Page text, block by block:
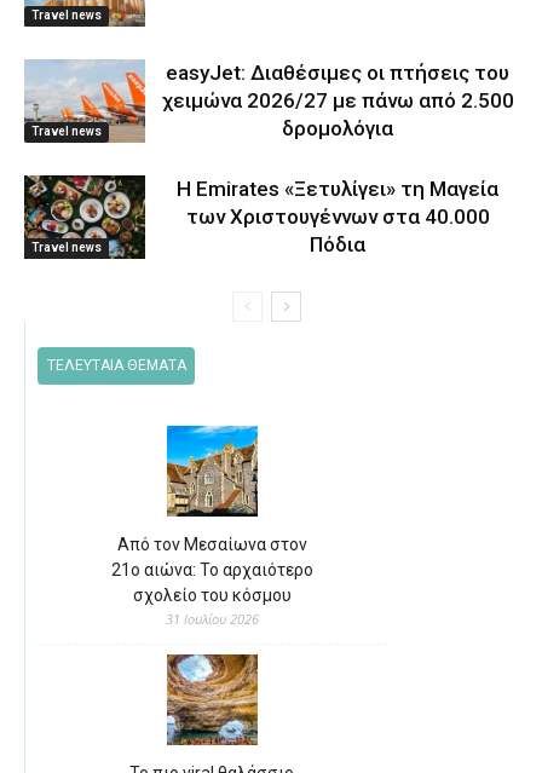
Travel news
Travel news
easyJet: Διαθέσιμες οι πτήσεις του
χειμώνα 2026/27 με πάνω από 2.500
δρομολόγια
Travel news
Η Emirates «Ξετυλίγει» τη Μαγεία
των Χριστουγέννων στα 40.000
Πόδια
ΤΕΛΕΥΤΑΙΑ ΘΕΜΑΤΑ
Από τον Μεσαίωνα στον
21ο αιώνα: Το αρχαιότερο
σχολείο του κόσμου
31 Ιουλίου 2026